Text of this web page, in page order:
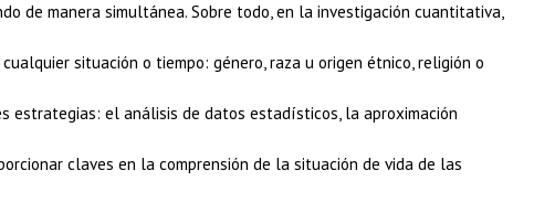
de manera simultánea. Sobre todo, en la investigación cuantitativa,
situación o tiempo: género, raza u origen étnico, religión o
estrategias: el análisis de datos estadísticos, la aproximación
claves en la comprensión de la situación de vida de las